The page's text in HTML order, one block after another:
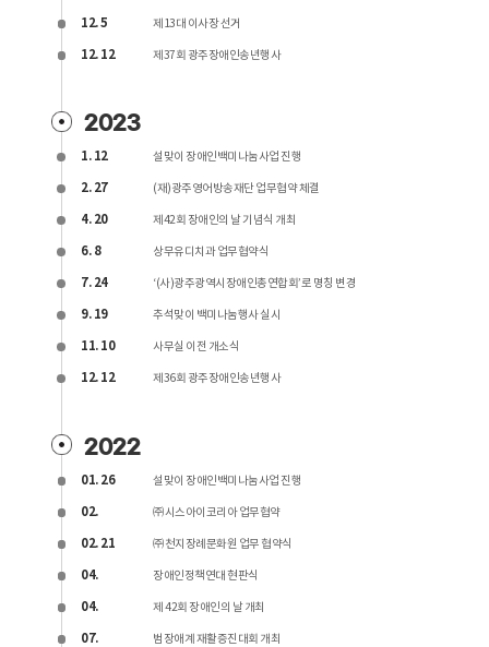
12. 5 제13대 이사장 선거
12. 12 제37회 광주장애인송년행사
2023
1. 12 설맞이 장애인백미나눔사업 진행
2. 27 (재)광주영어방송재단 업무협약 체결
4. 20 제42회 장애인의 날 기념식 개최
6. 8 상무유디치과 업무협약식
7. 24 ‘(사)광주광역시장애인총연합회’로 명칭 변경
9. 19 추석맞이 백미나눔행사 실시
11. 10 사무실 이전 개소식
12. 12 제36회 광주장애인송년행사
2022
01. 26 설맞이 장애인백미나눔사업 진행
02. ㈜시스아이코리아 업무협약
02. 21 ㈜천지장례문화원 업무 협약식
04. 장애인정책연대 현판식
04. 제 42회 장애인의 날 개최
07. 범장애계 재활증진대회 개최